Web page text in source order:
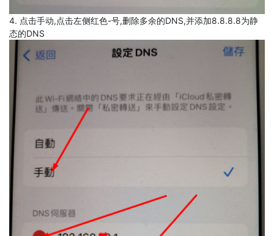
4. 点击手动,点击左侧红色-号,删除多余的DNS,并添加8.8.8.8为静
态的DNS